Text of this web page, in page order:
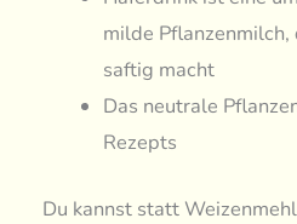
milde Pflanzenmilch,
saftig macht
Das neutrale
Rezepts
Du kannst statt